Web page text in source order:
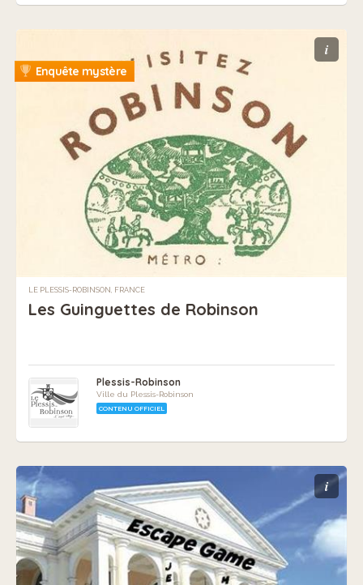
i
Enquête mystère
LE PLESSIS-ROBINSON, FRANCE
Les Guinguettes de Robinson
Plessis-Robinson
Ville du Plessis-Robinson
CONTENU OFFICIEL
i